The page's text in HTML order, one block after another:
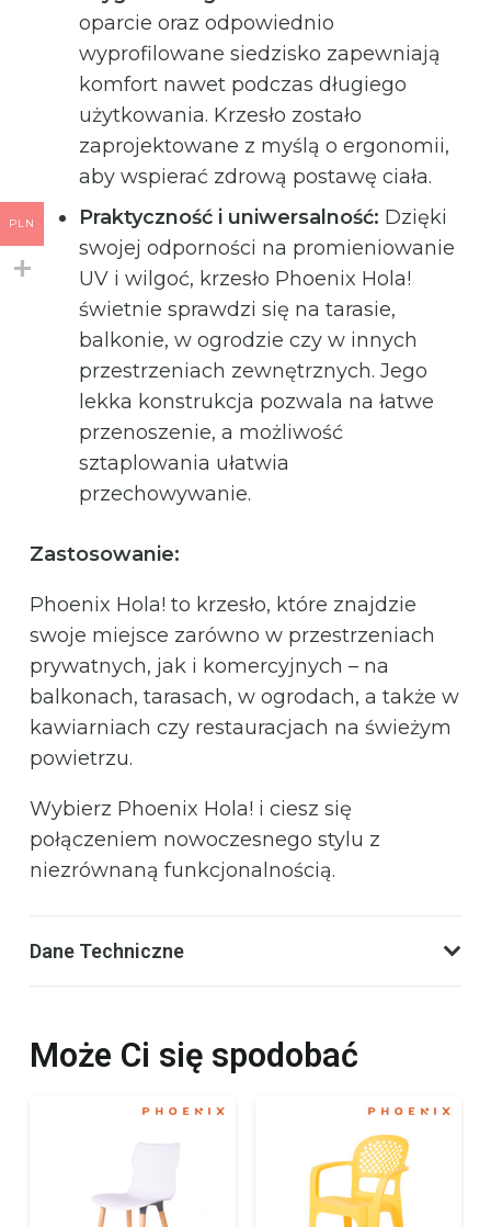
oparcie oraz odpowiednio
wyprofilowane siedzisko zapewniają
komfort nawet podczas długiego
użytkowania. Krzesło zostało
zaprojektowane z myślą o ergonomii,
aby wspierać zdrową postawę ciała.
Praktyczność i uniwersalność: Dzięki
swojej odporności na promieniowanie
UV i wilgoć, krzesło Phoenix Hola!
świetnie sprawdzi się na tarasie,
balkonie, w ogrodzie czy w innych
przestrzeniach zewnętrznych. Jego
lekka konstrukcja pozwala na łatwe
przenoszenie, a możliwość
sztaplowania ułatwia
przechowywanie.
Zastosowanie:
Phoenix Hola! to krzesło, które znajdzie
swoje miejsce zarówno w przestrzeniach
prywatnych, jak i komercyjnych – na
balkonach, tarasach, w ogrodach, a także w
kawiarniach czy restauracjach na świeżym
powietrzu.
Wybierz Phoenix Hola! i ciesz się
połączeniem nowoczesnego stylu z
niezrównaną funkcjonalnością.
Dane Techniczne
Może Ci się spodobać
PLN